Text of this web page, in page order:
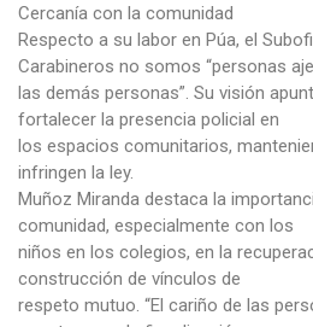
Cercanía con la comunidad
Respecto a su labor en Púa, el
Carabineros no somos “personas
las demás personas”. Su visión
fortalecer la presencia policial en
los espacios comunitarios,
infringen la ley.
Muñoz Miranda destaca la
comunidad, especialmente con los
niños en los colegios, en la
construcción de vínculos de
respeto mutuo. “El cariño de las